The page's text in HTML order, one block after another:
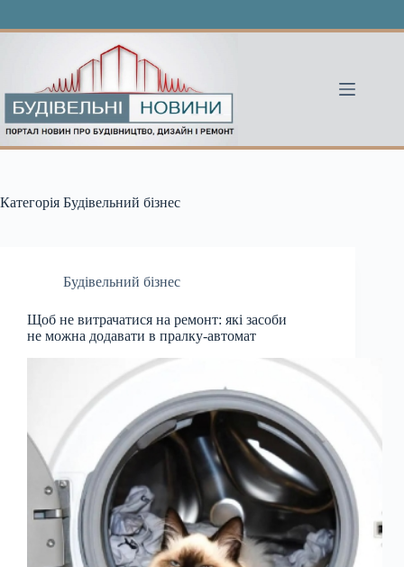
Категорія Будівельний бізнес
Будівельний бізнес
Щоб не витрачатися на ремонт: які засоби
не можна додавати в пралку-автомат